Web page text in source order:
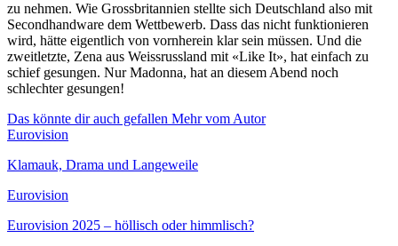
zu nehmen. Wie Grossbritannien stellte sich Deutschland also mit
Secondhandware dem Wettbewerb. Dass das nicht funktionieren
wird, hätte eigentlich von vornherein klar sein müssen. Und die
zweitletzte, Zena aus Weissrussland mit «Like It», hat einfach zu
schief gesungen. Nur Madonna, hat an diesem Abend noch
schlechter gesungen!
Das könnte dir auch gefallen Mehr vom Autor
Eurovision
Klamauk, Drama und Langeweile
Eurovision
Eurovision 2025 – höllisch oder himmlisch?